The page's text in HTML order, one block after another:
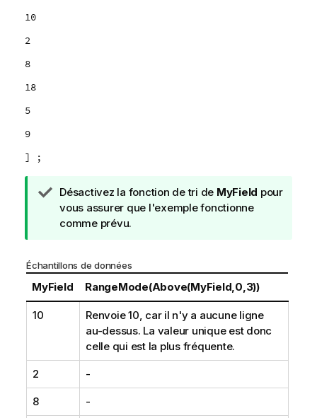
10
2
8
18
5
9
] ;
N
o
t
o
n
s
Désactivez la fonction de tri de MyField pour
vous assurer que l'exemple fonctionne
comme prévu.
Échantillons de données
MyField RangeMode(Above(MyField,0,3))
10
Renvoie 10, car il n'y a aucune ligne
au-dessus. La valeur unique est donc
celle qui est la plus fréquente.
2 -
8 -